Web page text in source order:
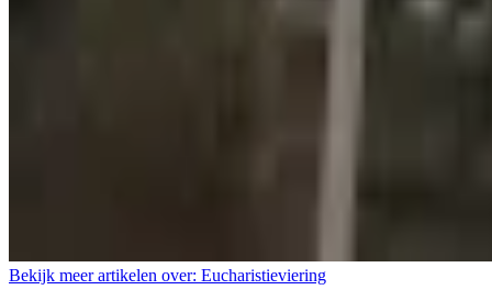
Bekijk meer artikelen over: Eucharistieviering